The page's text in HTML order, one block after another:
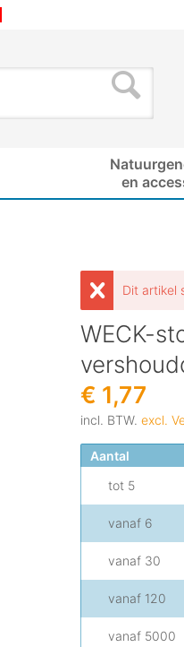
en
Dit artikel
WECK-
€ 1,77
incl. BTW. excl.
Aantal
tot 5
vanaf 6
vanaf 30
vanaf 120
vanaf 5000